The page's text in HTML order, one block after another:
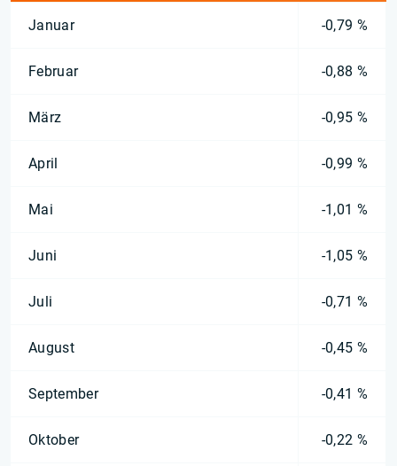
Januar -0,79 %
Februar -0,88 %
März -0,95 %
April -0,99 %
Mai -1,01 %
Juni -1,05 %
Juli -0,71 %
August -0,45 %
September -0,41 %
Oktober -0,22 %